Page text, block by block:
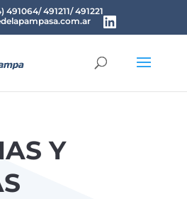
491064/ 491211/ 491221
Y